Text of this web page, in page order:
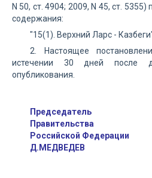
N 50, ст. 4904; 2009, N 45, ст.
содержания:
"15(1). Верхний Ларс -
2. Настоящее
истечении 30 дней после
опубликования.
Председатель
Правительства
Российской Федерации
Д.МЕДВЕДЕВ